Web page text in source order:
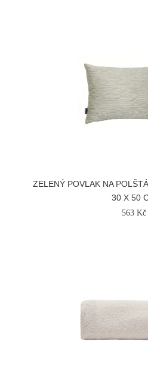
ZELENÝ POVLAK NA
30 X 50
563 Kč